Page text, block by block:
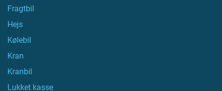
Fragtbil
Hejs
Kølebil
Kran
Kranbil
Lukket kasse